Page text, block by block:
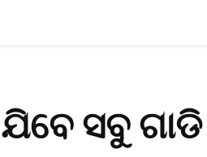
ଯିବେ ସବୁ